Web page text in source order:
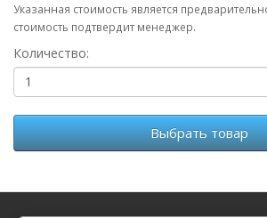
Указанная стоимость является
стоимость подтвердит менеджер.
Количество:
Выбрать товар